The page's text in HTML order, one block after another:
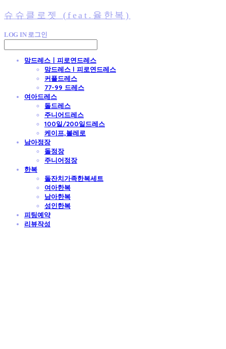
슈슈클로젯 (feat.율한복)
LOG IN 로그인
맘드레스ㅣ피로연드레스
맘드레스 l 피로연드레스
커플드레스
77-99 드레스
여아드레스
돌드레스
주니어드레스
100일/200일드레스
케이프,볼레로
남아정장
돌정장
주니어정장
한복
돌잔치가족한복세트
여아한복
남아한복
성인한복
피팅예약
리뷰작성